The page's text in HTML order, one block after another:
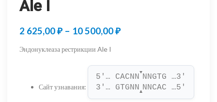
Ale I
2 625,00₽ – 10 500,00₽Диапазон
625,00 ₽
–
Эндонуклеаза рестрикции Ale I
Сайт узнавания:
5'… CACNN
▼
NNGTG …3'
3'… GTGNN▲NNCAC …5'